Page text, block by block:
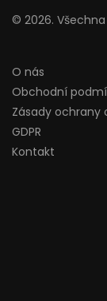
© 2026.
O nás
Obchodní
Zásady ochrany
GDPR
Kontakt